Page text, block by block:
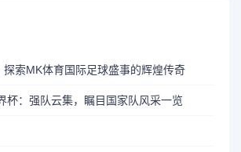
探索MK体育国际足球盛事的辉煌传奇
杯：强队云集，瞩目国家队风采一览